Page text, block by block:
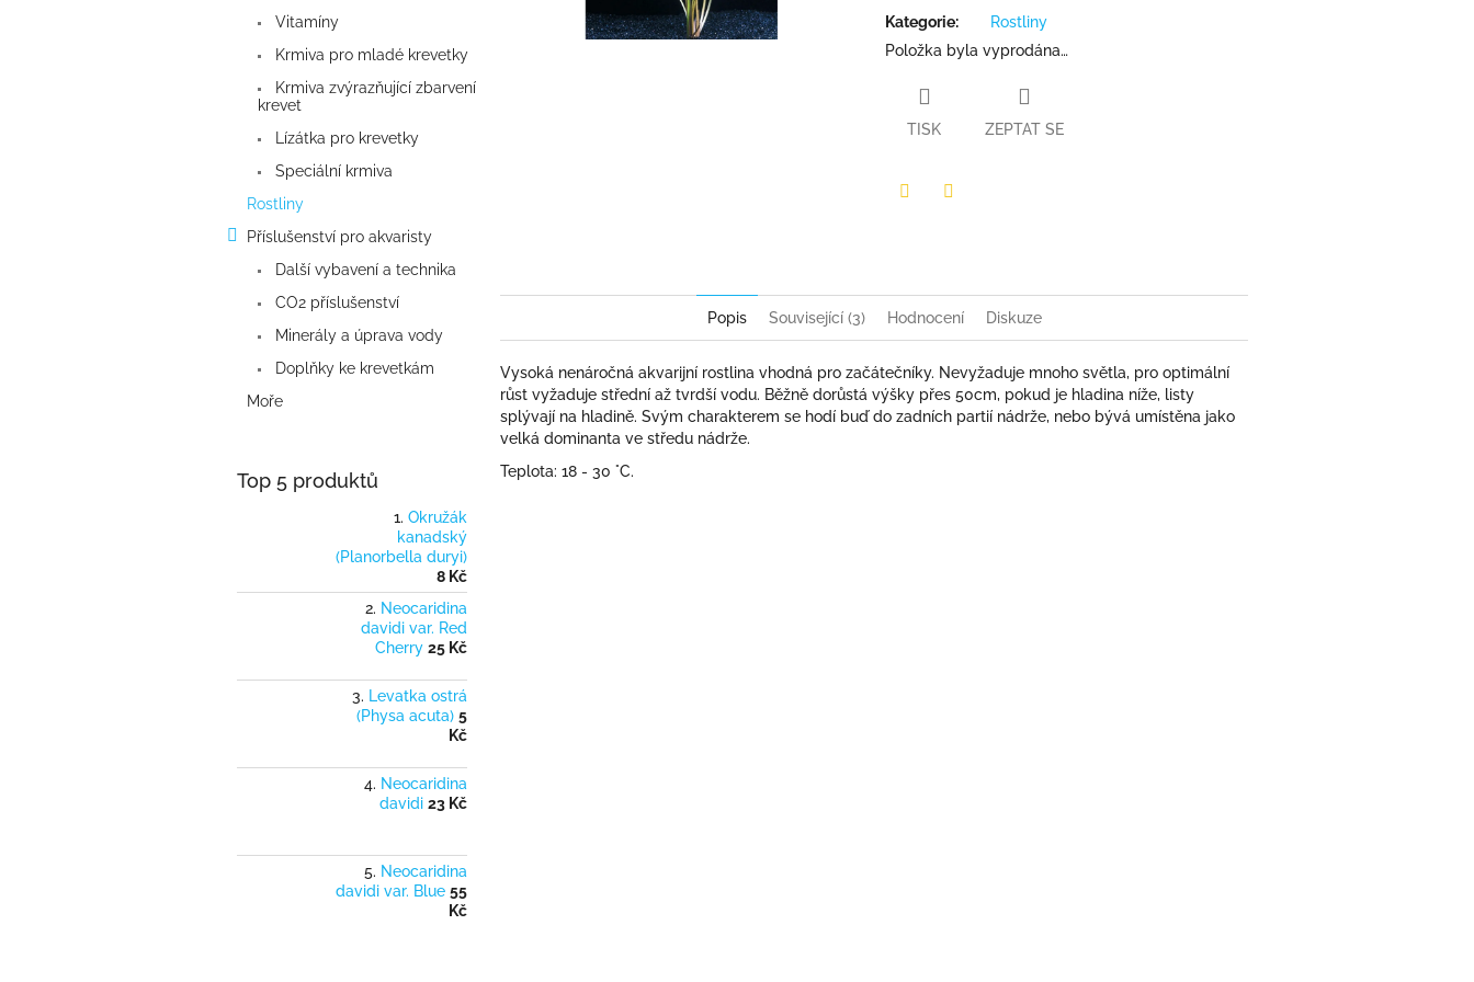
Vitamíny
Krmiva pro mladé krevetky
Krmiva zvýrazňující zbarvení
krevet
Lízátka pro krevetky
Speciální krmiva
Rostliny
Příslušenství pro akvaristy
Další vybavení a technika
CO2 příslušenství
Minerály a úprava vody
Doplňky ke krevetkám
Moře
Top 5 produktů
Okružák
kanadský
(Planorbella duryi)
8 Kč
Neocaridina
davidi var. Red
Cherry 25 Kč
Levatka ostrá
(Physa acuta) 5
Kč
Neocaridina
davidi 23 Kč
Neocaridina
davidi var. Blue 55
Kč
Kategorie:
Rostliny
Položka byla vyprodána…
TISK ZEPTAT SE
Popis Související (3) Hodnocení Diskuze
Vysoká nenáročná akvarijní rostlina vhodná pro začátečníky. Nevyžaduje mnoho světla, pro optimální
růst vyžaduje střední až tvrdší vodu. Běžně dorůstá výšky přes 50cm, pokud je hladina níže, listy
splývají na hladině. Svým charakterem se hodí buď do zadních partií nádrže, nebo bývá umístěna jako
velká dominanta ve středu nádrže.
Teplota: 18 - 30 °C.